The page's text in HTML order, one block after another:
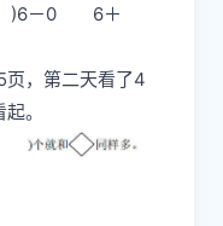
－0 6＋
页，第二天看了4
起。